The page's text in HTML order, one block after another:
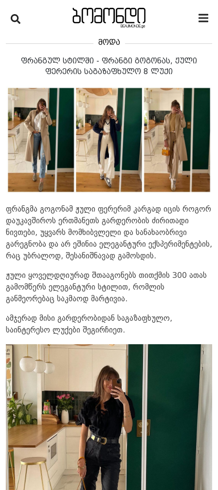
მოდა
ფრანგულ სტილში - ფრანგი გოგონას, ჟული
ფერერის საგაზაფხულო 8 ლუქი
ფრანგმა გოგონამ ჟული ფერერიმ კარგად იცის როგორ
დაუკავშიროს ერთმანეთს გარდერობის ძირითადი
ნივთები, უყვარს მომხიბვლელი და სანახაობრივი
გარეგნობა და არ ეშინია ელეგანტური ექსპერიმენტების,
რაც უბრალოდ, შესანიშნავად გამოსდის.
ჟული ყოველდღიურად შთააგონებს თითქმის 300 ათას
გამომწერს ელეგანტური სტილით, რომლის
განმეორებაც საკმაოდ მარტივია.
ამჯერად მისი გარდერობიდან საგაზაფხულო,
საინტერესო ლუქები შეგირჩიეთ.